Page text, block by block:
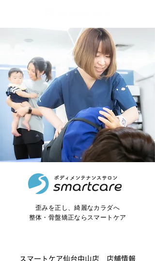
歪みを正し、綺麗なカラダへ
​整体・骨盤矯正ならスマートケア
スマートケア仙台中山店 店舗情報